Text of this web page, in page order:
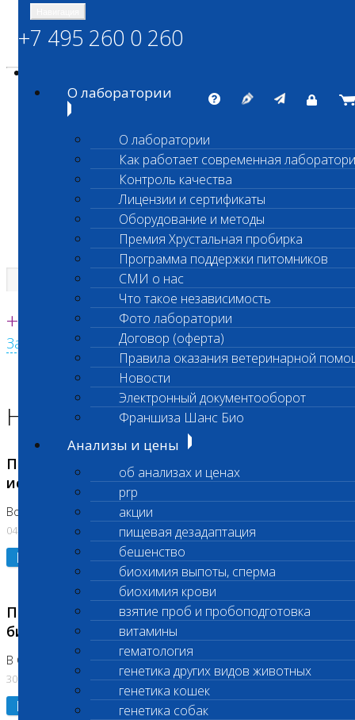
ШАНС БИО
Независимая ветеринарная лаборатория
Единая круглосуточная справочная
+7 495 260 0 260
Заказать звонок с сайта
+7 495 260 0 260
О лаборатории
О лаборатории
Как работает современная
Контроль качества
Лицензии и сертификаты
Оборудование и методы
Премия Хрустальная пробирка
Программа поддержки питомников
СМИ о нас
Что такое независимость
Фото лаборатории
Договор (оферта)
Правила оказания ветеринарной
Новости
Электронный документооборот
Франшиза Шанс Био
Анализы и цены
об анализах и ценах
prp
акции
пищевая дезадаптация
бешенство
биохимия выпоты, сперма
биохимия крови
взятие проб и пробоподготовка
витамины
гематология
генетика других видов животных
генетика кошек
генетика собак
Главная страница
Новости лаборатории
Приостановка срочных биохимических
исследований
Во Владыкино
04.08.2026
Подробнее
Приостановлено выполнение срочных
биохимических исследований
В Сколково. Код (123,309,310)
30.07.2026
Подробнее